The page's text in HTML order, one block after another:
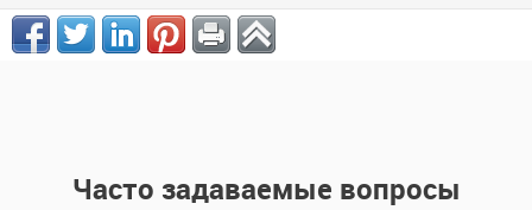
Часто задаваемые вопросы